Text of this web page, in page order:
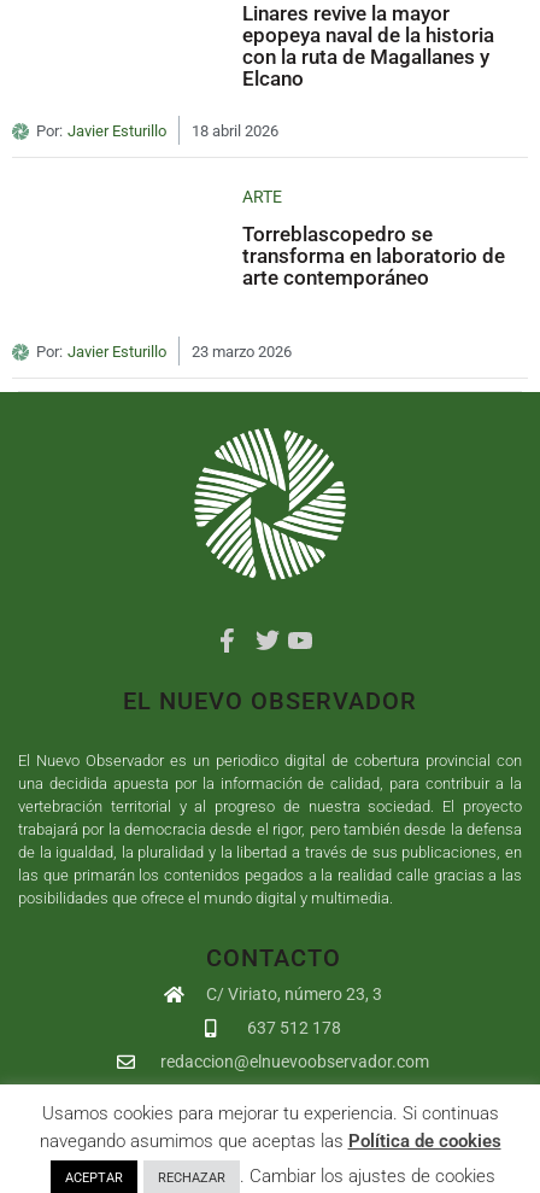
Linares revive la mayor
epopeya naval de la historia
con la ruta de Magallanes y
Elcano
Por: Javier Esturillo 18 abril 2026
ARTE
Torreblascopedro se
transforma en laboratorio de
arte contemporáneo
Por: Javier Esturillo 23 marzo 2026
EL NUEVO OBSERVADOR
El Nuevo Observador es un periodico digital de cobertura provincial con
una decidida apuesta por la información de calidad, para contribuir a la
vertebración territorial y al progreso de nuestra sociedad. El proyecto
trabajará por la democracia desde el rigor, pero también desde la defensa
de la igualdad, la pluralidad y la libertad a través de sus publicaciones, en
las que primarán los contenidos pegados a la realidad calle gracias a las
posibilidades que ofrece el mundo digital y multimedia.
CONTACTO
C/ Viriato, número 23, 3
637 512 178
redaccion@elnuevoobservador.com
Copyright ©2026 El Nuevo Observador | Sumurdigital Diseño web
yDesarrollo| All Rights Reserved |
Privacidad|Política de cookies|User
Usamos cookies para mejorar tu experiencia. Si continuas
navegando asumimos que aceptas las Política de cookies
ACEPTAR RECHAZAR . Cambiar los ajustes de cookies